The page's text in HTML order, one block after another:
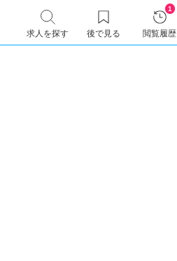
求人を探す 後で見る
1
閲覧履歴